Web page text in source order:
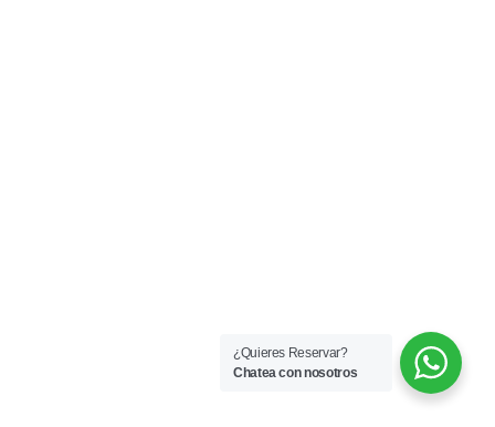
¿Quieres Reservar?
Chatea con nosotros